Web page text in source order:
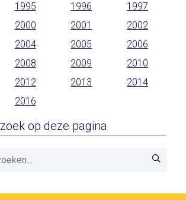
1995 1996
1997
2000 2001
2002
2004 2005
2006
2008 2009
2010
2012 2013
2014
2016
zoek op deze pagina
Zoeken!